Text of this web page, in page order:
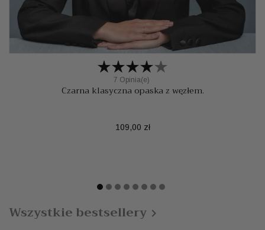
7 Opinia(e)
Czarna klasyczna opaska z węzłem.
Cena
109,00 zł
Wszystkie bestsellery 